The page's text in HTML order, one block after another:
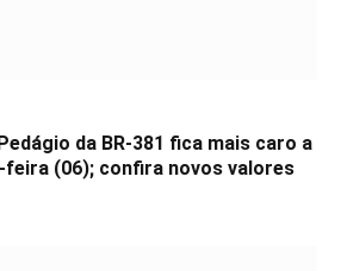
da BR-381 fica mais caro a
(06); confira novos valores